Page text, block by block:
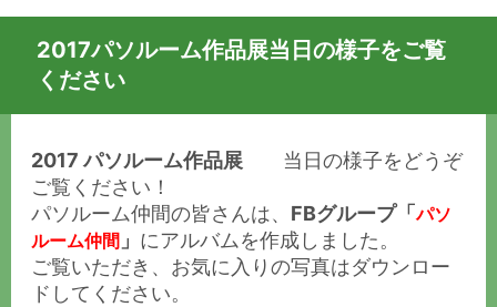
2017パソルーム作品展当日の様子をご覧
ください
2017 パソルーム作品展 当日の様子をどうぞ
ご覧ください！
パソルーム仲間の皆さんは、 FBグループ「パソ
ルーム仲間 」 にアルバムを作成しました。
ご覧いただき、お気に入りの写真はダウンロー
ドしてください。